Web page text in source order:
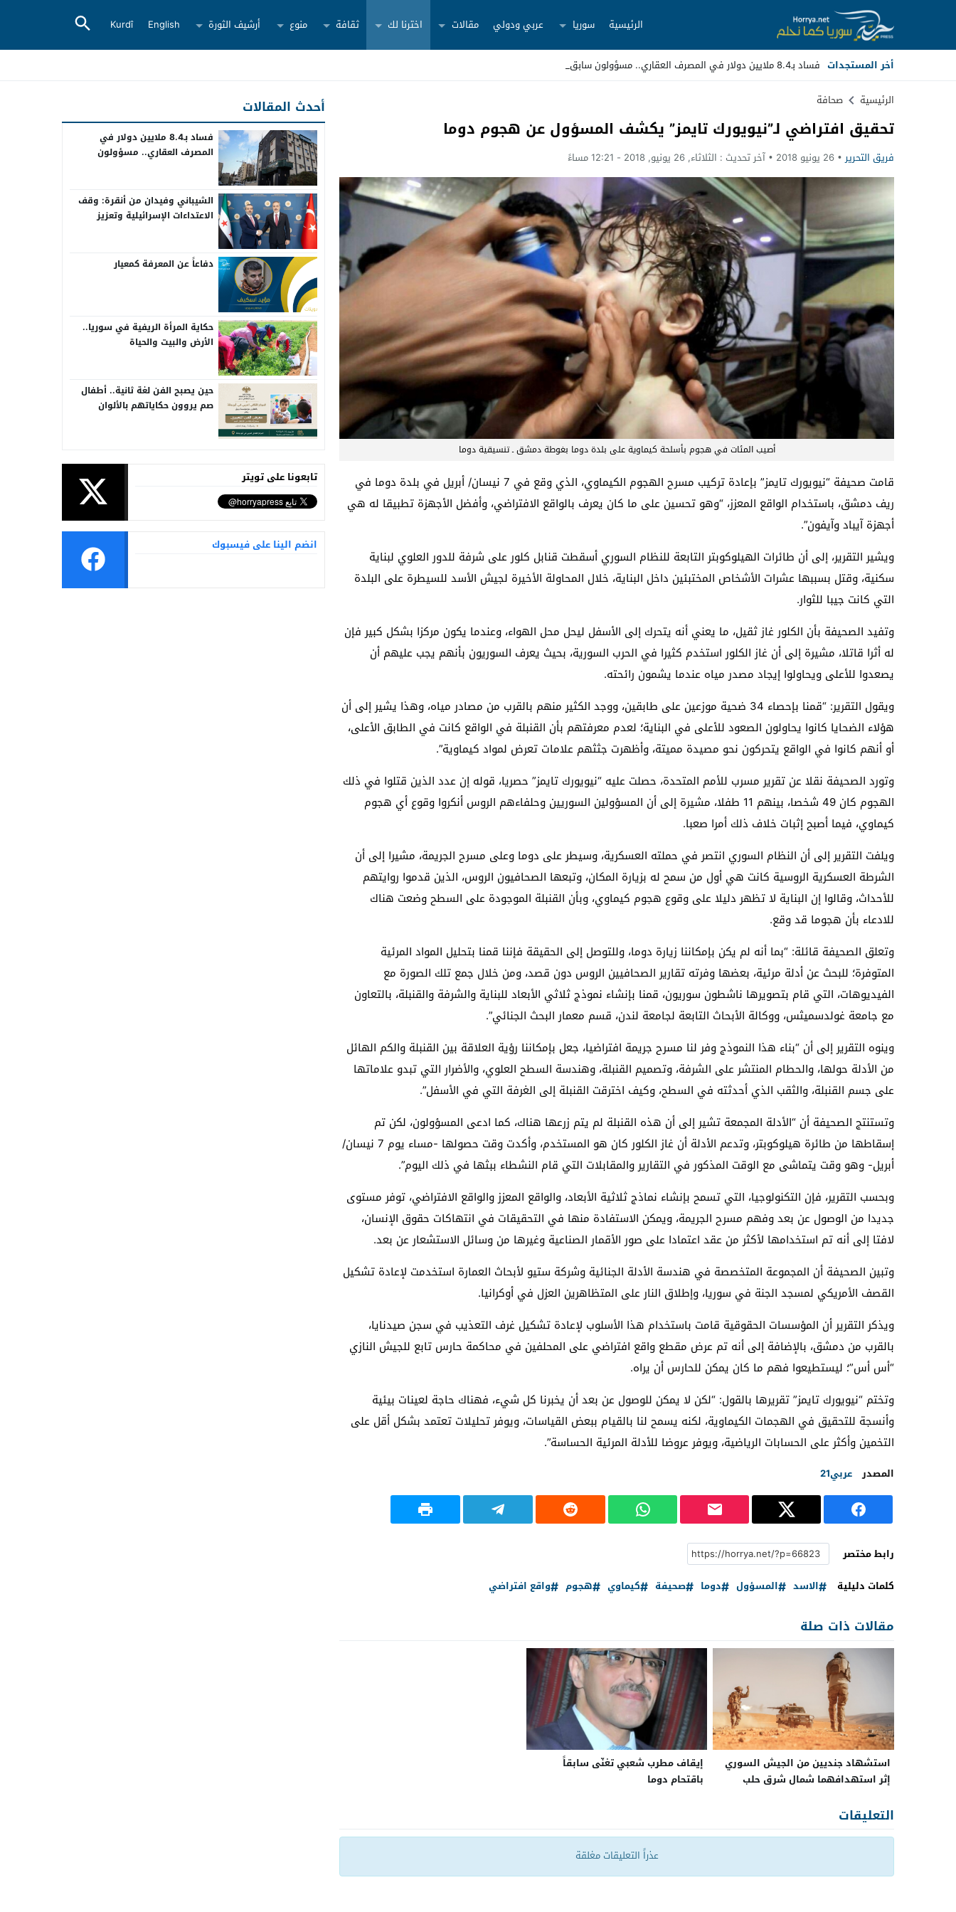
الرئيسية سوريا عربي ودولي مقالات اخترنا لك ثقافة منوع أرشيف الثورة English
Kurdî
أخر المستجدات فساد بـ8.4 ملايين دولار في المصرف العقاري.. مسؤولون سابقون أمام ال_
Stop
Previous
Next
الرئيسية صحافة
تحقيق افتراضي لـ”نيويورك تايمز” يكشف المسؤول عن هجوم دوما
فريق التحرير 26 يونيو 2018 آخر تحديث : الثلاثاء, 26 يونيو, 2018 - 12:21 مساءً
أصيب المئات في هجوم بأسلحة كيماوية على بلدة دوما بغوطة دمشق ـ تنسيقية دوما
قامت صحيفة “نيويورك تايمز” بإعادة تركيب مسرح الهجوم الكيماوي، الذي وقع في 7 نيسان/ أبريل في بلدة دوما في
ريف دمشق، باستخدام الواقع المعزز، “وهو تحسين على ما كان يعرف بالواقع الافتراضي، وأفضل الأجهزة تطبيقا له هي
أجهزة آيباد وآيفون”.
ويشير التقرير، إلى أن طائرات الهيلوكوبتر التابعة للنظام السوري أسقطت قنابل كلور على شرفة للدور العلوي لبناية
سكنية، وقتل بسببها عشرات الأشخاص المختبئين داخل البناية، خلال المحاولة الأخيرة لجيش الأسد للسيطرة على البلدة
التي كانت جيبا للثوار.
وتفيد الصحيفة بأن الكلور غاز ثقيل، ما يعني أنه يتحرك إلى الأسفل ليحل محل الهواء، وعندما يكون مركزا بشكل كبير فإن
له أثرا قاتلا، مشيرة إلى أن غاز الكلور استخدم كثيرا في الحرب السورية، بحيث يعرف السوريون بأنهم يجب عليهم أن
يصعدوا للأعلى ويحاولوا إيجاد مصدر مياه عندما يشمون رائحته.
ويقول التقرير: “قمنا بإحصاء 34 ضحية موزعين على طابقين، ووجد الكثير منهم بالقرب من مصادر مياه، وهذا يشير إلى أن
هؤلاء الضحايا كانوا يحاولون الصعود للأعلى في البناية؛ لعدم معرفتهم بأن القنبلة في الواقع كانت في الطابق الأعلى،
أو أنهم كانوا في الواقع يتحركون نحو مصيدة مميتة، وأظهرت جثثهم علامات تعرض لمواد كيماوية”.
وتورد الصحيفة نقلا عن تقرير مسرب للأمم المتحدة، حصلت عليه “نيويورك تايمز” حصريا، قوله إن عدد الذين قتلوا في ذلك
الهجوم كان 49 شخصا، بينهم 11 طفلا، مشيرة إلى أن المسؤولين السوريين وحلفاءهم الروس أنكروا وقوع أي هجوم
كيماوي، فيما أصبح إثبات خلاف ذلك أمرا صعبا.
ويلفت التقرير إلى أن النظام السوري انتصر في حملته العسكرية، وسيطر على دوما وعلى مسرح الجريمة، مشيرا إلى أن
الشرطة العسكرية الروسية كانت هي أول من سمح له بزيارة المكان، وتبعها الصحافيون الروس، الذين قدموا روايتهم
للأحداث، وقالوا إن البناية لا تظهر دليلا على وقوع هجوم كيماوي، وبأن القنبلة الموجودة على السطح وضعت هناك
للادعاء بأن هجوما قد وقع.
وتعلق الصحيفة قائلة: “بما أنه لم يكن بإمكاننا زيارة دوما، وللتوصل إلى الحقيقة فإننا قمنا بتحليل المواد المرئية
المتوفرة؛ للبحث عن أدلة مرئية، بعضها وفرته تقارير الصحافيين الروس دون قصد، ومن خلال جمع تلك الصورة مع
الفيديوهات، التي قام بتصويرها ناشطون سوريون، قمنا بإنشاء نموذج ثلاثي الأبعاد للبناية والشرفة والقنبلة، بالتعاون
مع جامعة غولدسميثس، ووكالة الأبحاث التابعة لجامعة لندن، قسم معمار البحث الجنائي”.
وينوه التقرير إلى أن “بناء هذا النموذج وفر لنا مسرح جريمة افتراضيا، جعل بإمكاننا رؤية العلاقة بين القنبلة والكم الهائل
من الأدلة حولها، والحطام المنتشر على الشرفة، وتصميم القنبلة، وهندسة السطح العلوي، والأضرار التي تبدو علاماتها
على جسم القنبلة، والثقب الذي أحدثته في السطح، وكيف اخترقت القنبلة إلى الغرفة التي في الأسفل”.
وتستنتج الصحيفة أن “الأدلة المجمعة تشير إلى أن هذه القنبلة لم يتم زرعها هناك، كما ادعى المسؤولون، لكن تم
إسقاطها من طائرة هيلوكوبتر، وتدعم الأدلة أن غاز الكلور كان هو المستخدم، وأكدت وقت حصولها -مساء يوم 7 نيسان/
أبريل- وهو وقت يتماشى مع الوقت المذكور في التقارير والمقابلات التي قام النشطاء ببثها في ذلك اليوم”.
وبحسب التقرير، فإن التكنولوجيا، التي تسمح بإنشاء نماذج ثلاثية الأبعاد، والواقع المعزز والواقع الافتراضي، توفر مستوى
جديدا من الوصول عن بعد وفهم مسرح الجريمة، ويمكن الاستفادة منها في التحقيقات في انتهاكات حقوق الإنسان،
لافتا إلى أنه تم استخدامها لأكثر من عقد اعتمادا على صور الأقمار الصناعية وغيرها من وسائل الاستشعار عن بعد.
وتبين الصحيفة أن المجموعة المتخصصة في هندسة الأدلة الجنائية وشركة ستيو لأبحاث العمارة استخدمت لإعادة تشكيل
القصف الأمريكي لمسجد الجنة في سوريا، وإطلاق النار على المتظاهرين العزل في أوكرانيا.
ويذكر التقرير أن المؤسسات الحقوقية قامت باستخدام هذا الأسلوب لإعادة تشكيل غرف التعذيب في سجن صيدنايا،
بالقرب من دمشق، بالإضافة إلى أنه تم عرض مقطع واقع افتراضي على المحلفين في محاكمة حارس تابع للجيش النازي
“أس أس”؛ ليستطيعوا فهم ما كان يمكن للحارس أن يراه.
وتختم “نيويورك تايمز” تقريرها بالقول: “لكن لا يمكن للوصول عن بعد أن يخبرنا كل شيء، فهناك حاجة لعينات بيئية
وأنسجة للتحقيق في الهجمات الكيماوية، لكنه يسمح لنا بالقيام ببعض القياسات، ويوفر تحليلات تعتمد بشكل أقل على
التخمين وأكثر على الحسابات الرياضية، ويوفر عروضا للأدلة المرئية الحساسة”.
المصدر عربي21
رابط مختصر
كلمات دليلية
الاسد المسؤول دوما صحيفة كيماوي هجوم واقع افتراضي
مقالات ذات صلة
استشهاد جنديين من الجيش السوري
إثر استهدافهما ‏شمال شرق حلب
إيقاف مطرب شعبي تغنّى سابقاً
باقتحام دوما
التعليقات
عذراً التعليقات مغلقة
أحدث المقالات
فساد بـ8.4 ملايين دولار في
المصرف العقاري.. مسؤولون
الشيباني وفيدان من أنقرة: وقف
الاعتداءات الإسرائيلية وتعزيز
دفاعاً عن المعرفة كمعيار
حكاية المرأة الريفية في سوريا..
الأرض والبيت والحياة
حين يصبح الفن لغة ثانية.. أطفال
صم يروون حكاياتهم بالألوان
انضم الينا على فيسبوك
تابعونا على تويتر